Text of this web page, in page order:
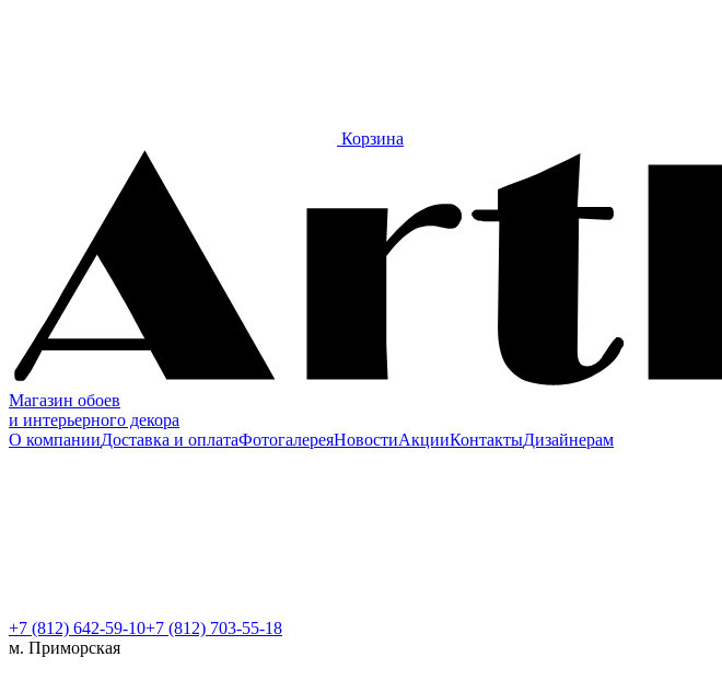
Корзина
Магазин обоев
и интерьерного декора
О компанииДоставка и оплатаФотогалереяНовостиАкцииКонтактыДизайнерам
+7 (812) 642-59-10+7 (812) 703-55-18
м. Приморская